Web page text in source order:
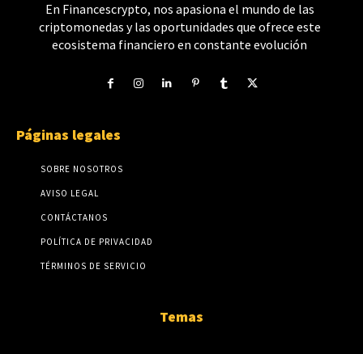
En Financescrypto, nos apasiona el mundo de las
criptomonedas y las oportunidades que ofrece este
ecosistema financiero en constante evolución
Páginas legales
SOBRE NOSOTROS
AVISO LEGAL
CONTÁCTANOS
POLÍTICA DE PRIVACIDAD
TÉRMINOS DE SERVICIO
Temas